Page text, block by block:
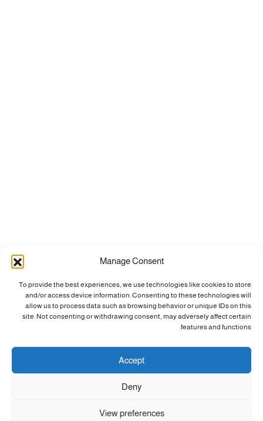
Manage Consent
To provide the best experiences, we use technologies like cookies to store
and/or access device information. Consenting to these technologies will
allow us to process data such as browsing behavior or unique IDs on this
site. Not consenting or withdrawing consent, may adversely affect certain
features and functions.
Accept
Deny
View preferences